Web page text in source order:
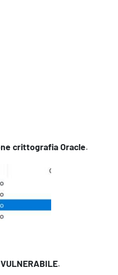
crittografia Oracle.
VULNERABILE.